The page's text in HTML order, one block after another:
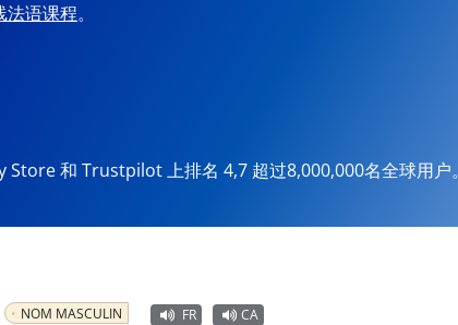
法语课程。
Store 和 Trustpilot 上排名 4,7 超过8,000,000名全球用户。
NOM MASCULIN FR CA